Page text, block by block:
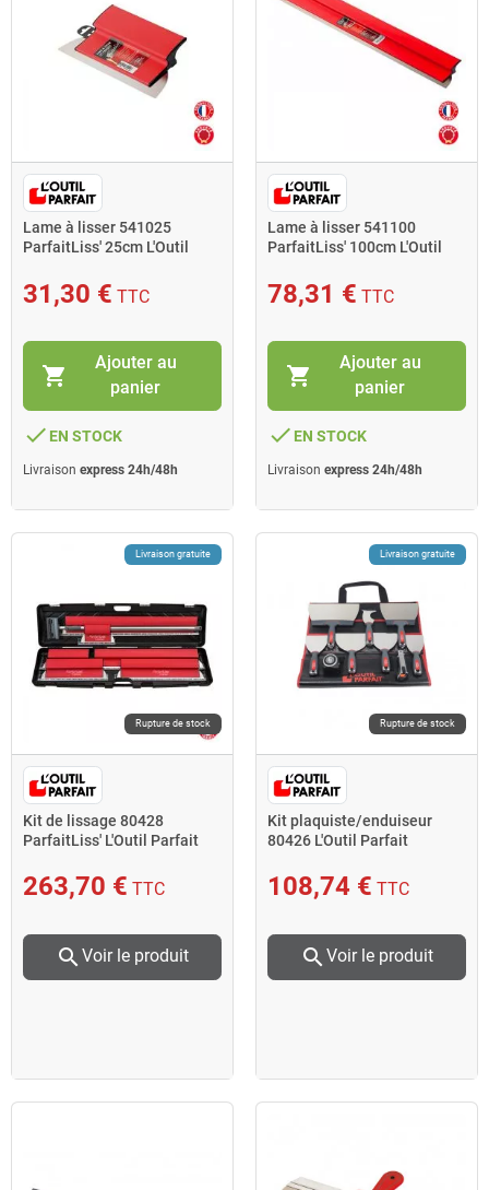
Lame à lisser 541025
ParfaitLiss' 25cm L'Outil
31,30 € TTC
shopping_cart
Ajouter au
panier
done EN STOCK
Livraison express 24h/48h
Lame à lisser 541100
ParfaitLiss' 100cm L'Outil
78,31 € TTC
shopping_cart
Ajouter au
panier
done EN STOCK
Livraison express 24h/48h
Livraison gratuite
Rupture de stock
Kit de lissage 80428
ParfaitLiss' L'Outil Parfait
263,70 € TTC
search Voir le produit
Livraison gratuite
Rupture de stock
Kit plaquiste/enduiseur
80426 L'Outil Parfait
108,74 € TTC
search Voir le produit